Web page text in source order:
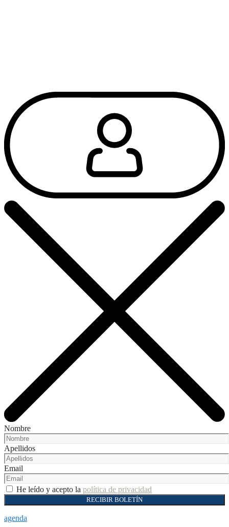
Nombre
Apellidos
Email
He leído y acepto la política de privacidad
RECIBIR BOLETÍN
agenda